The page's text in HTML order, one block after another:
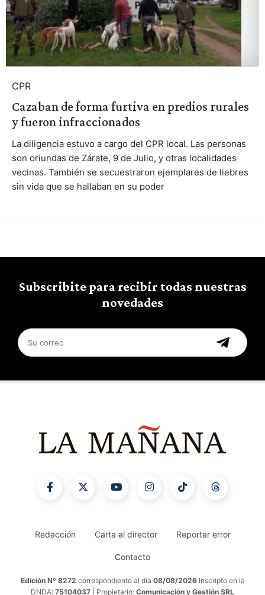
CPR
Cazaban de forma furtiva en predios rurales
y fueron infraccionados
La diligencia estuvo a cargo del CPR local. Las personas
son oriundas de Zárate, 9 de Julio, y otras localidades
vecinas. También se secuestraron ejemplares de liebres
sin vida que se hallaban en su poder
Subscribite para recibir todas nuestras
novedades
Redacción Carta al director Reportar error
Contacto
Edición Nº 8272 correspondiente al día 08/08/2026 Inscripto en la
DNDA: 75104037 | Propietario: Comunicación y Gestión SRL